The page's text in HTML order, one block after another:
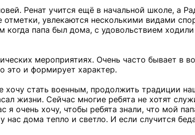
Ренат учится ещё в начальной школе, а
увлекаются несколькими видами
папа был дома, с удовольствием
мероприятиях. Очень часто бывает в
это и формирует характер.
стать военным, продолжить традиции
жизни. Сейчас многие ребята не хотят
я очень хочу, чтобы ребята знали, что мой
дома тепло и светло. И если случится